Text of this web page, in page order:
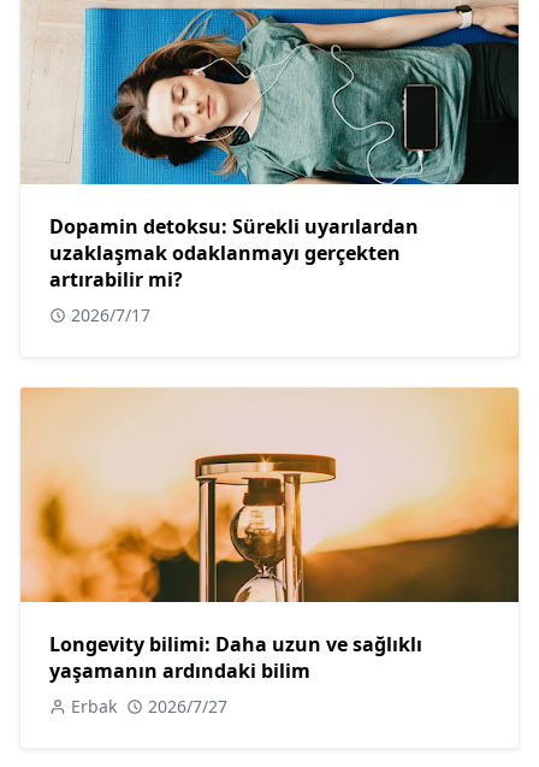
Dopamin detoksu: Sürekli uyarılardan
uzaklaşmak odaklanmayı gerçekten
artırabilir mi?
2026/7/17
Longevity bilimi: Daha uzun ve sağlıklı
yaşamanın ardındaki bilim
Erbak 2026/7/27